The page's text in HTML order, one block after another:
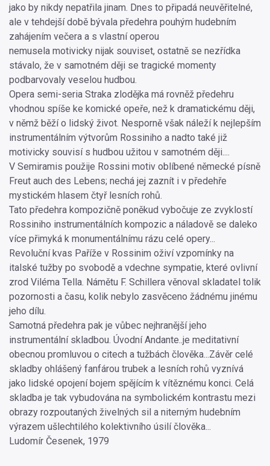
jako by nikdy nepatřila jinam. Dnes to připadá neuvěřitelné,
ale v tehdejší době bývala předehra pouhým hudebním
zahájením večera a s vlastní operou
nemusela motivicky nijak souviset, ostatně se nezřídka
stávalo, že v samotném ději se tragické momenty
podbarvovaly veselou hudbou.
Opera semi-seria Straka zlodějka má rovněž předehru
vhodnou spíše ke komické opeře, než k dramatickému ději,
v němž běží o lidský život. Nesporně však náleží k nejlepším
instrumentálním výtvorům Rossiniho a nadto také již
motivicky souvisí s hudbou užitou v samotném ději....
V Semiramis použije Rossini motiv oblíbené německé písně
Freut auch des Lebens; nechá jej zaznít i v předehře
mystickém hlasem čtyř lesních rohů.
Tato předehra kompozičně poněkud vybočuje ze zvyklostí
Rossiniho instrumentálních kompozic a náladově se daleko
více přimyká k monumentálnímu rázu celé opery...
Revoluční kvas Paříže v Rossinim oživí vzpomínky na
italské tužby po svobodě a vdechne sympatie, které ovlivní
zrod Viléma Tella. Námětu F. Schillera věnoval skladatel tolik
pozornosti a času, kolik nebylo zasvěceno žádnému jinému
jeho dílu.
Samotná předehra pak je vůbec nejhranější jeho
instrumentální skladbou. Úvodní Andante..je meditativní
obecnou promluvou o citech a tužbách člověka...Závěr celé
skladby ohlášený fanfárou trubek a lesních rohů vyznívá
jako lidské opojení bojem spějícím k vítěznému konci. Celá
skladba je tak vybudována na symbolickém kontrastu mezi
obrazy rozpoutaných živelných sil a niterným hudebním
výrazem ušlechtilého kolektivního úsilí člověka...
Ludomír Česenek, 1979